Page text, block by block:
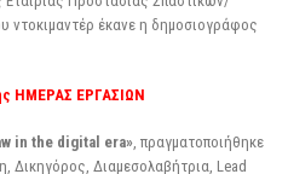
ντοκιμαντέρ έκανε η δημοσιογράφος
ΗΜΕΡΑΣ ΕΡΓΑΣΙΩΝ
in the digital era», πραγματοποιήθηκε
Δικηγόρος, Διαμεσολαβήτρια, Lead